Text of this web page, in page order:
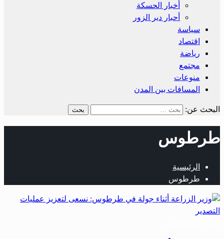
أخبار الحسكة
أحبار دير الزور
سياسة
اقتصاد
رياضة
مجتمع
منوعات
المسافات بين المدن
البحث عن:
طرطوس
الرئيسية
طرطوس